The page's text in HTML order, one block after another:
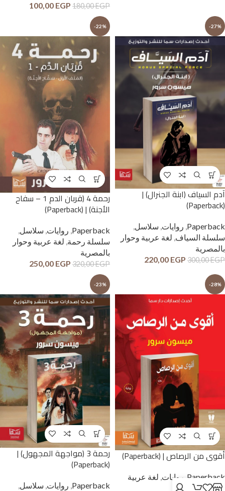
180,00EGP
100,00 EGP
-27%
آدم السياف (ابنة الجنرال) |
(Paperback)
Paperback
, روايات, سلاسل,
سلسلة السياف, لغة عربية وحوار
بالمصرية
300,00EGP
220,00 EGP
-22%
رحمة 4 (قربان الدم 1 – سفاح
الأجنة) | (Paperback)
Paperback
, روايات, سلاسل,
سلسلة رحمة, لغة عربية وحوار
بالمصرية
320,00EGP
250,00 EGP
-28%
أقوى من الرصاص | (Paperback)
Paperback روايات, لغة عربية
وحوار بالمصرية
-23%
رحمة 3 (مواجهة المجهول) |
(Paperback)
Paperback روايات سلاسل